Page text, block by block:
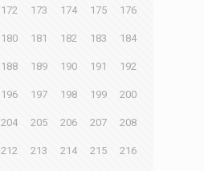
172 173 174 175 176
180 181 182 183 184
188 189 190 191 192
196 197 198 199 200
204 205 206 207 208
212 213 214 215 216